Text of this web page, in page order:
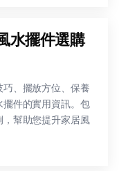
水擺件選購
、擺放方位、保養
件的實用資訊。包
幫助您提升家居風